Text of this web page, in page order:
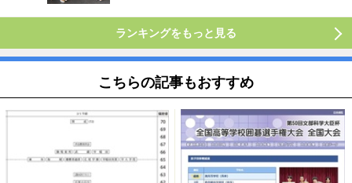
ランキングをもっと見る
こちらの記事もおすすめ